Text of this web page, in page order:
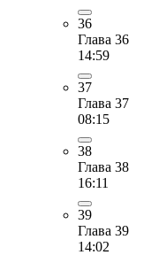
36
Глава 36
14:59
37
Глава 37
08:15
38
Глава 38
16:11
39
Глава 39
14:02